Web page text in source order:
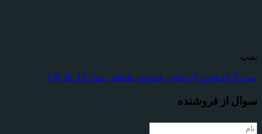
پمپ
پمپ گراندفوس آبرسانی عمودی طبقاتی مدل CR 32-12
سوال از فروشنده